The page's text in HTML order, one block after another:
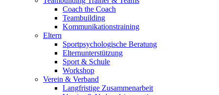
Coach the Coach
Teambuilding
Kommunikationstraining
Eltern
Sportpsychologische Beratung
Elternunterstützung
Sport & Schule
Workshop
Verein & Verband
Langfristige Zusammenarbeit